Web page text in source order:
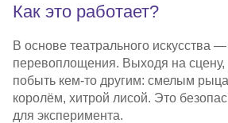
Как это работает?
В основе театрального искусства
перевоплощения. Выходя на
побыть кем-то другим: смелым
королём, хитрой лисой. Это
для эксперимента.